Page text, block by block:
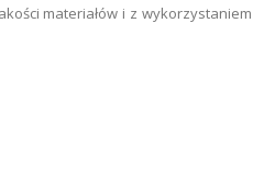
materiałów i z wykorzystaniem